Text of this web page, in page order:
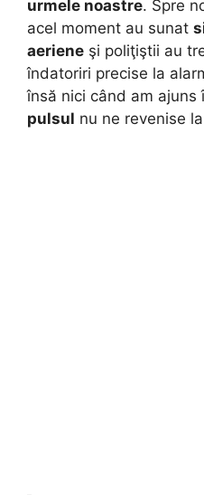
urmele noastre. Spre
acel moment au sunat
aeriene şi poliţiştii au
îndatoriri precise la
însă nici când am ajuns
pulsul nu ne revenise